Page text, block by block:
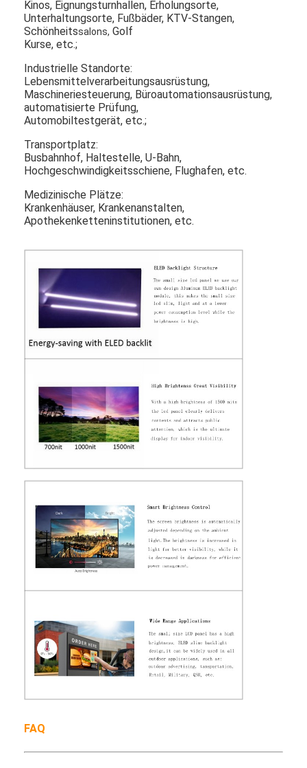
Antrieb im Freien durch Menü-Bretter
kleine lcd-Platte
Sonnenlicht lesbare LCD-Platte
Hohes Tni LCD
Offener Rahmen LCD-Platte
Optisch gebundener LCD
Offener Rahmen LCD-Monitor
Innen-Digital-Menü-Brett
Innendigitale beschilderung
Wasserdichte digitale Beschilderung
Digital-Plakat im Freien
Ausgedehnte LCD-Platte
Kinos, Eignungsturnhallen, Erholungsorte,
Unterhaltungsorte, Fußbäder, KTV-Stangen,
Schönheitssalons, Golf
Kurse, etc.;
Industrielle Standorte:
Lebensmittelverarbeitungsausrüstung,
Maschineriesteuerung, Büroautomationsausrüstung,
automatisierte Prüfung,
Automobiltestgerät, etc.;
Transportplatz:
Busbahnhof, Haltestelle, U-Bahn,
Hochgeschwindigkeitsschiene, Flughafen, etc.
Medizinische Plätze:
Krankenhäuser, Krankenanstalten,
Apothekenketteninstitutionen, etc.
FAQ